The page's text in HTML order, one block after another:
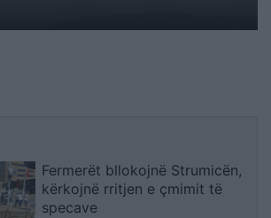
Fermerët bllokojnë Strumicën,
kërkojnë rritjen e çmimit të
specave